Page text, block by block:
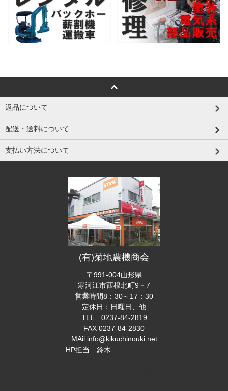
返品について
配送・送料について
支払い方法について
(有)菊地農機商会
〒991-004山形県
寒河江市西根北町9－7
営業時間8：30～17：30
定休日：日曜日、他
TEL 0237-84-2819
FAX 0237-84-2830
MAil info@kikuchinouki.net
HP担当 鈴木